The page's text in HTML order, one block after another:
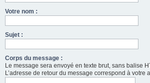
Votre nom :
Sujet :
Corps du message :
Le message sera envoyé en texte brut, sans balise
L’adresse de retour du message correspond à votre